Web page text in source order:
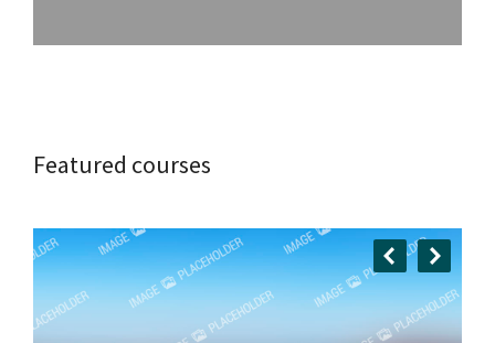
Featured courses